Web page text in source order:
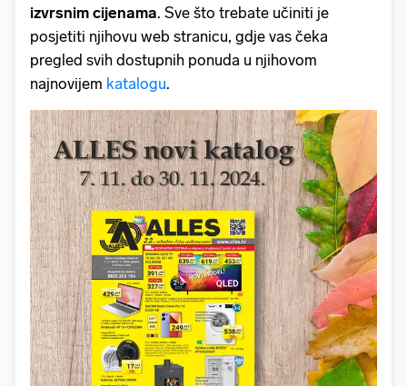
izvrsnim cijenama. Sve što trebate učiniti je
posjetiti njihovu web stranicu, gdje vas čeka
pregled svih dostupnih ponuda u njihovom
najnovijem katalogu.